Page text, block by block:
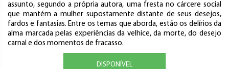
assunto, segundo a própria autora, uma fresta no cárcere social
que mantém a mulher supostamente distante de seus desejos,
fardos e fantasias. Entre os temas que aborda, estão os delírios da
alma marcada pelas experiências da velhice, da morte, do desejo
carnal e dos momentos de fracasso.
DISPONÍVEL